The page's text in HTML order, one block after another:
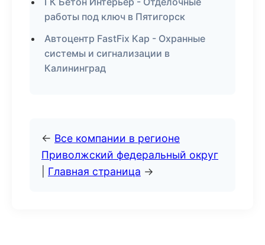
работы под ключ в Пятигорск
Автоцентр FastFix Кар - Охранные
системы и сигнализации в
Калининград
← Все компании в регионе
Приволжский федеральный округ
Главная страница →